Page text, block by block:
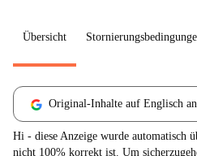
Übersicht
Original-Inhalte auf Englisch
Hi - diese Anzeige wurde automatisch
nicht 100% korrekt ist. Um